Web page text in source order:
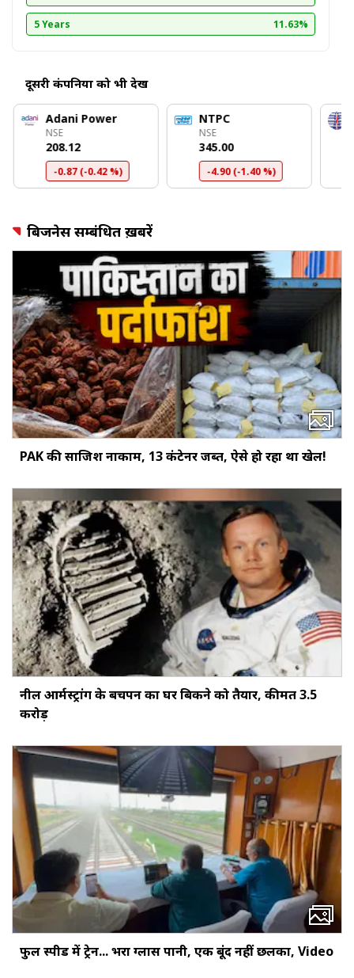
5 Years 11.63%
दूसरी कंपनियों को भी देखें
Adani Power
NSE
₹208.12
-0.87 (-0.42 %)
NTPC
NSE
₹345.00
-4.90 (-1.40 %)
बिजनेस सम्बंधित ख़बरें
PAK की साजिश नाकाम, 13 कंटेनर जब्त, ऐसे हो रहा था खेल!
नील आर्मस्ट्रांग के बचपन का घर बिकने को तैयार, कीमत 3.5
करोड़
फुल स्पीड में ट्रेन... भरा ग्लास पानी, एक बूंद नहीं छलका, Video